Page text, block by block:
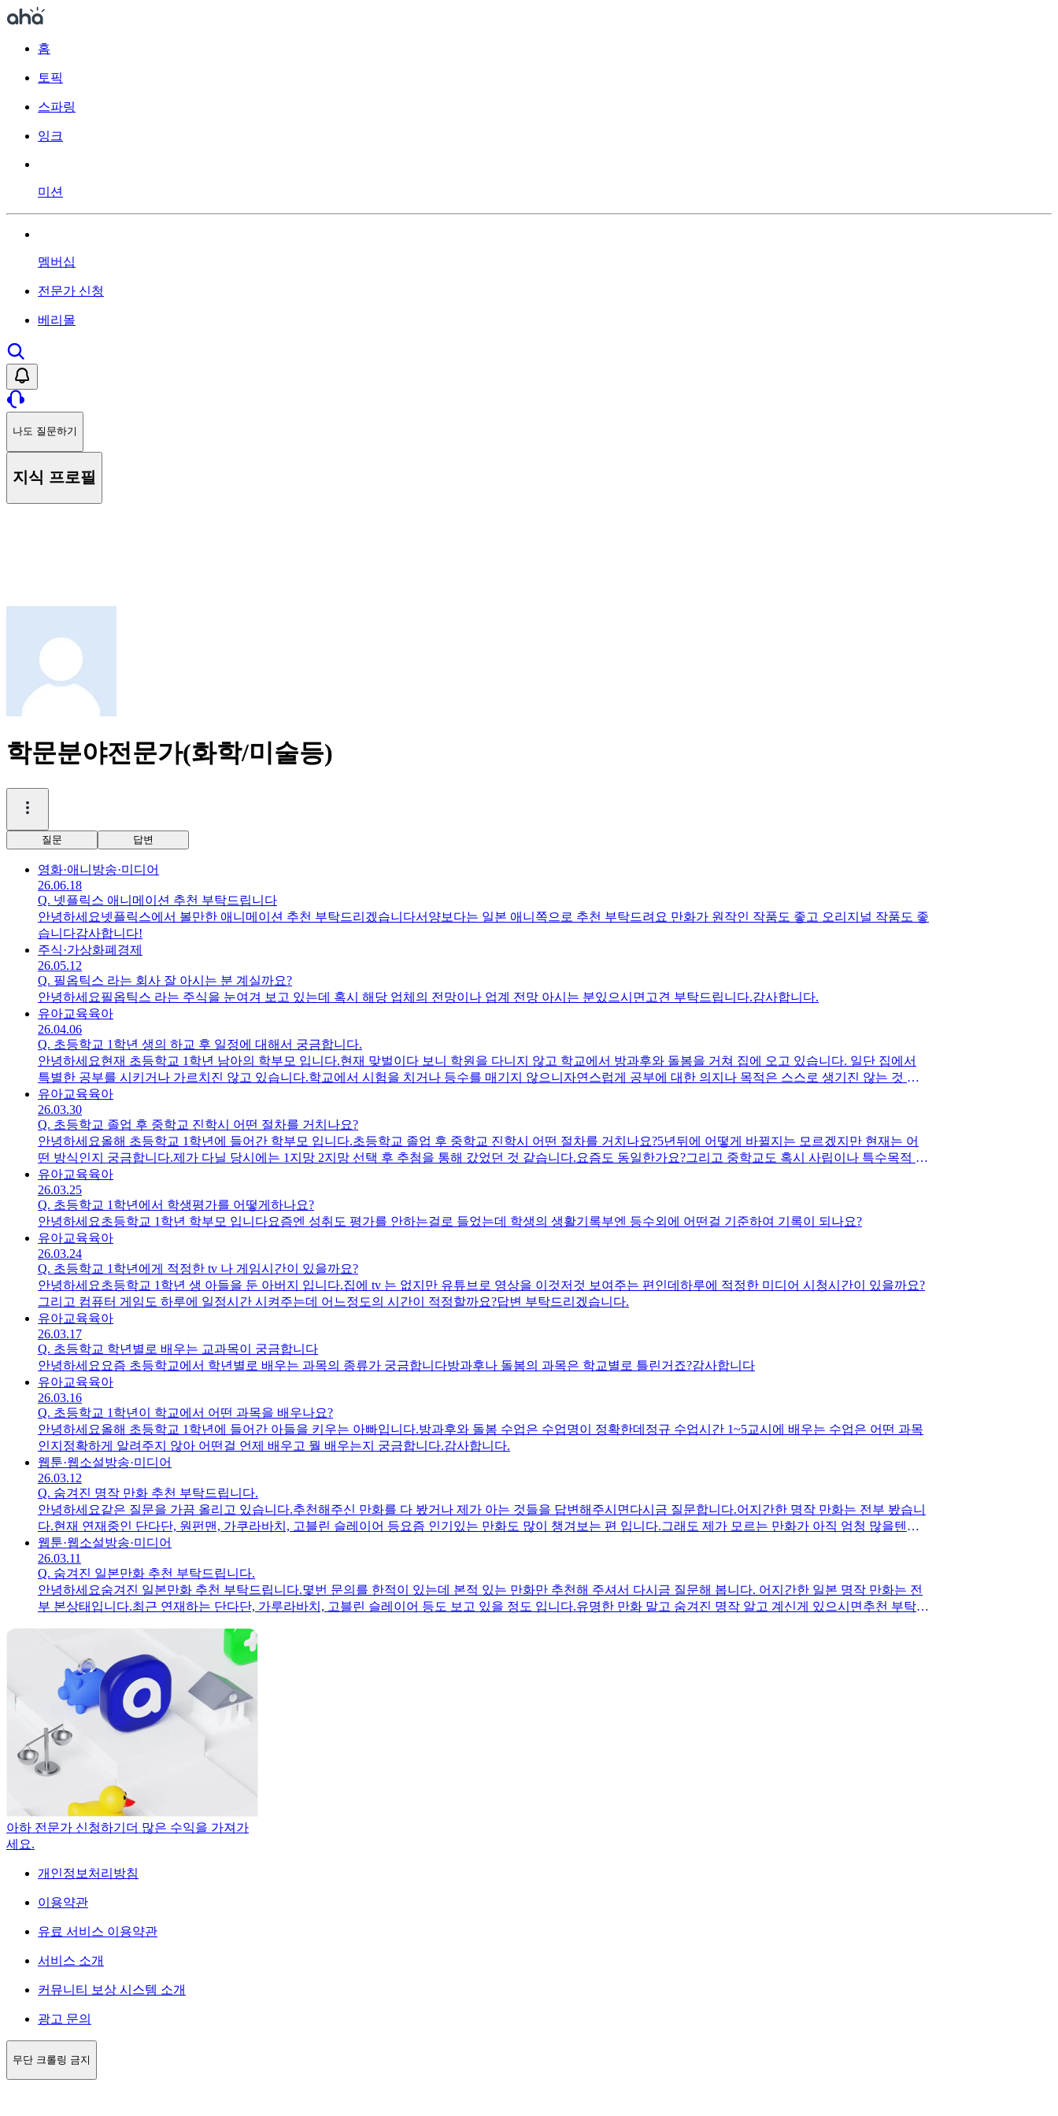
홈
토픽
스파링
잉크
미션
멤버십
전문가 신청
베리몰
나도 질문하기
지식 프로필
학문분야전문가(화학/미술등)
질문 답변
영화·애니 방송·미디어
26.06.18
Q. 넷플릭스 애니메이션 추천 부탁드립니다
안녕하세요넷플릭스에서 볼만한 애니메이션 추천 부탁드리겠습니다서양보다는 일본 애니쪽으로 추천 부탁드려요 만화가 원작인 작품도 좋고 오리지널 작품도 좋
습니다감사합니다!
주식·가상화폐 경제
26.05.12
Q. 필옵틱스 라는 회사 잘 아시는 분 계실까요?
안녕하세요필옵틱스 라는 주식을 눈여겨 보고 있는데 혹시 해당 업체의 전망이나 업계 전망 아시는 분있으시면고견 부탁드립니다.감사합니다.
유아교육육아
26.04.06
Q. 초등학교 1학년 생의 하교 후 일정에 대해서 궁금합니다.
안녕하세요현재 초등학교 1학년 남아의 학부모 입니다.현재 맞벌이다 보니 학원을 다니지 않고 학교에서 방과후와 돌봄을 거쳐 집에 오고 있습니다. 일단 집에서
특별한 공부를 시키거나 가르치진 않고 있습니다.학교에서 시험을 치거나 등수를 매기지 않으니자연스럽게 공부에 대한 의지나 목적은 스스로 생기진 않는 것 같
습니다물론 1학년이긴 하지만 고학년이 되어도 비슷할 것 같아집에서 뭔가 최소한의 자극은 있어야 될것 같습니다.강요하고 싶진 않기에 어떻게 하면 자연스럽게
공부에 관심을 가지게 할 수 있을 지 궁금합니다.
유아교육육아
26.03.30
Q. 초등학교 졸업 후 중학교 진학시 어떤 절차를 거치나요?
안녕하세요올해 초등학교 1학년에 들어간 학부모 입니다.초등학교 졸업 후 중학교 진학시 어떤 절차를 거치나요?5년뒤에 어떻게 바뀔지는 모르겠지만 현재는 어
떤 방식인지 궁금합니다.제가 다닐 당시에는 1지망 2지망 선택 후 추첨을 통해 갔었던 것 같습니다.요즘도 동일한가요?그리고 중학교도 혹시 사립이나 특수목적 중
학교가 따로 있나요?빠른 답변보단 정확한 답변 요청드리겠습니다.감사합니다.
유아교육육아
26.03.25
Q. 초등학교 1학년에서 학생평가를 어떻게하나요?
안녕하세요초등학교 1학년 학부모 입니다요즘엔 성취도 평가를 안하는걸로 들었는데 학생의 생활기록부엔 등수외에 어떤걸 기준하여 기록이 되나요?
유아교육육아
26.03.24
Q. 초등학교 1학년에게 적정한 tv 나 게임시간이 있을까요?
안녕하세요초등학교 1학년 생 아들을 둔 아버지 입니다.집에 tv 는 없지만 유튜브로 영상을 이것저것 보여주는 편인데하루에 적정한 미디어 시청시간이 있을까요?
그리고 컴퓨터 게임도 하루에 일정시간 시켜주는데 어느정도의 시간이 적정할까요?답변 부탁드리겠습니다.
유아교육육아
26.03.17
Q. 초등학교 학년별로 배우는 교과목이 궁금합니다
안녕하세요요즘 초등학교에서 학년별로 배우는 과목의 종류가 궁금합니다방과후나 돌봄의 과목은 학교별로 틀린거죠?감사합니다
유아교육육아
26.03.16
Q. 초등학교 1학년이 학교에서 어떤 과목을 배우나요?
안녕하세요올해 초등학교 1학년에 들어간 아들을 키우는 아빠입니다.방과후와 돌봄 수업은 수업명이 정확한데정규 수업시간 1~5교시에 배우는 수업은 어떤 과목
인지정확하게 알려주지 않아 어떤걸 언제 배우고 뭘 배우는지 궁금합니다.감사합니다.
웹툰·웹소설방송·미디어
26.03.12
Q. 숨겨진 명작 만화 추천 부탁드립니다.
안녕하세요같은 질문을 가끔 올리고 있습니다.추천해주신 만화를 다 봤거나 제가 아는 것들을 답변해주시면다시금 질문합니다.어지간한 명작 만화는 전부 봤습니
다.현재 연재중인 단다단, 원펀맨, 가쿠라바치, 고블린 슬레이어 등요즘 인기있는 만화도 많이 챙겨보는 편 입니다.그래도 제가 모르는 만화가 아직 엄청 많을텐데
숨겨진 명작 만화있으면 추천 부탁드립니다.아실만한 만화나, 애니화된 만화는 전부 봤다고 생각하시면 됩니다감사합니다.
웹툰·웹소설방송·미디어
26.03.11
Q. 숨겨진 일본만화 추천 부탁드립니다.
안녕하세요숨겨진 일본만화 추천 부탁드립니다.몇번 문의를 한적이 있는데 본적 있는 만화만 추천해 주셔서 다시금 질문해 봅니다. 어지간한 일본 명작 만화는 전
부 본상태입니다.최근 연재하는 단다단, 가루라바치, 고블린 슬레이어 등도 보고 있을 정도 입니다.유명한 만화 말고 숨겨진 명작 알고 계신게 있으시면추천 부탁드
아하 전문가 신청하기 더 많은 수익을 가져가
세요.
개인정보처리방침
이용약관
유료 서비스 이용약관
서비스 소개
커뮤니티 보상 시스템 소개
광고 문의
무단 크롤링 금지